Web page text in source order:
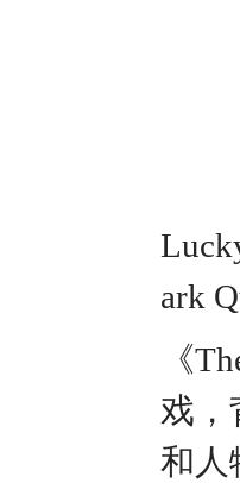
ark
《
戏，
和人